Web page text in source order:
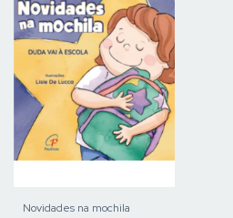
Novidades na mochila